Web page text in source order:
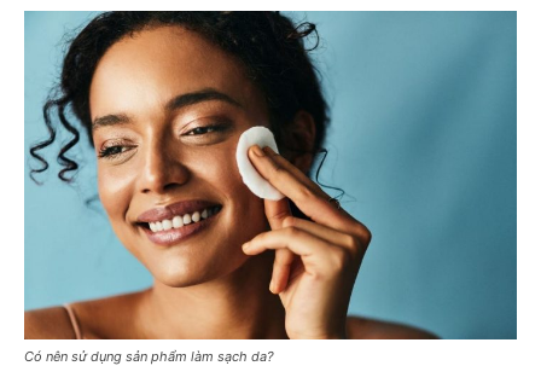
Có nên sử dụng sản phẩm làm sạch da?